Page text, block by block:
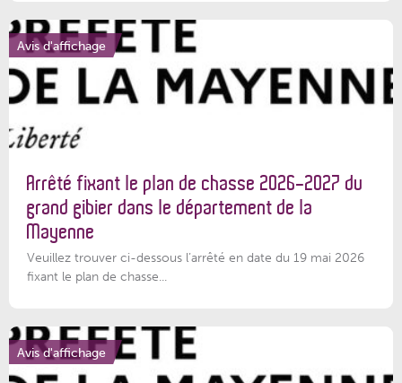
Avis d'affichage
Arrêté fixant le plan de chasse 2026-2027 du
grand gibier dans le département de la
Mayenne
Veuillez trouver ci-dessous l’arrêté en date du 19 mai 2026
fixant le plan de chasse...
Avis d'affichage